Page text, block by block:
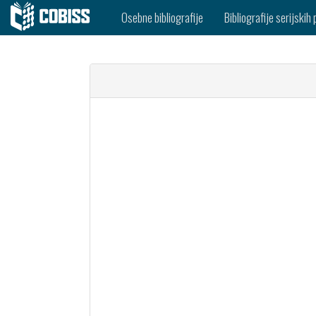
Osebne bibliografije Bibliografije serijskih